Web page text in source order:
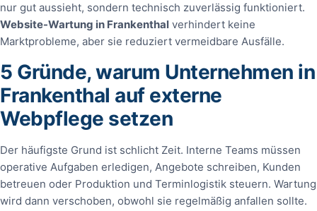
nur gut aussieht, sondern technisch zuverlässig funktioniert.
Website-Wartung in Frankenthal verhindert keine
Marktprobleme, aber sie reduziert vermeidbare Ausfälle.
5 Gründe, warum Unternehmen in
Frankenthal auf externe
Webpflege setzen
Der häufigste Grund ist schlicht Zeit. Interne Teams müssen
operative Aufgaben erledigen, Angebote schreiben, Kunden
betreuen oder Produktion und Terminlogistik steuern. Wartung
wird dann verschoben, obwohl sie regelmäßig anfallen sollte.